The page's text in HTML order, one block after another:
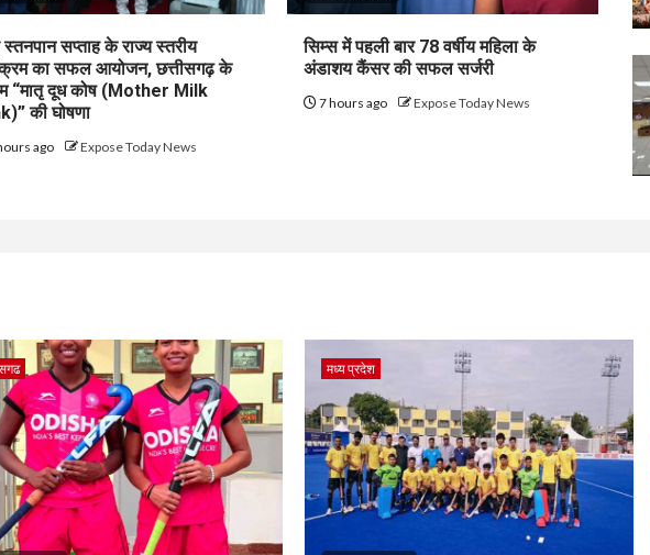
स्तनपान सप्ताह के राज्य स्तरीय
का सफल आयोजन, छत्तीसगढ़ के
“मातृ दूध कोष (Mother Milk
की घोषणा
ago Expose Today News
सिम्स में पहली बार 78 वर्षीय महिला के
अंडाशय कैंसर की सफल सर्जरी
7 hours ago Expose Today News
मध्य प्रदेश